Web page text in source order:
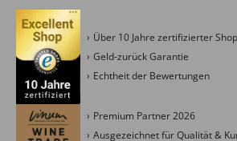
Über 10 Jahre zertifizierter Shop
Geld-zurück Garantie
Echtheit der Bewertungen
Premium Partner 2026
Ausgezeichnet für Qualität &